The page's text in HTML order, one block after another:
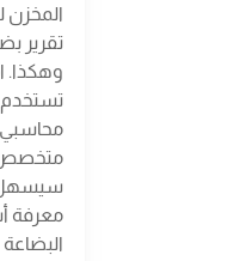
المخزن
تقرير
وهكذا.
تستخدم
محاسبي
معرفة